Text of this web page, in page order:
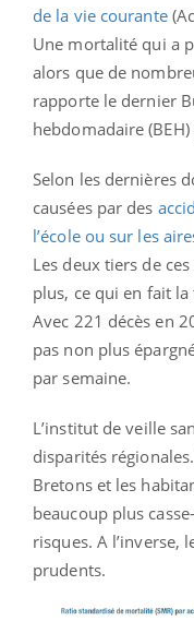
de la vie courante
Une mortalité qui a
alors que de
rapporte le dernier
hebdomadaire
Selon les dernières
causées par des
l’école ou sur les
Les deux tiers de
plus, ce qui en fait la
Avec 221 décès en
pas non plus
par semaine.
L’institut de veille
disparités
Bretons et les
beaucoup plus
risques. A l’inverse,
prudents.